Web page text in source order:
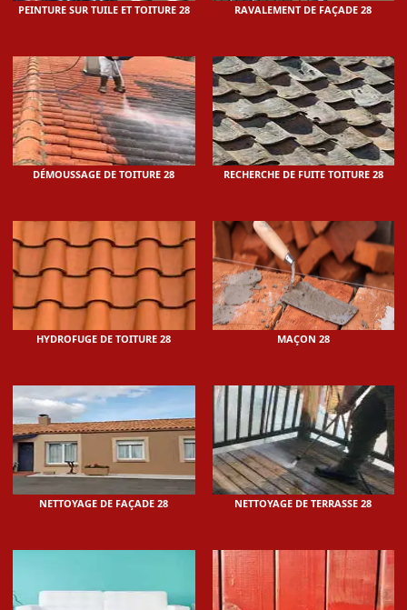
PEINTURE SUR TUILE ET TOITURE 28 RAVALEMENT DE FAÇADE 28
DÉMOUSSAGE DE TOITURE 28 RECHERCHE DE FUITE TOITURE 28
HYDROFUGE DE TOITURE 28 MAÇON 28
NETTOYAGE DE FAÇADE 28 NETTOYAGE DE TERRASSE 28